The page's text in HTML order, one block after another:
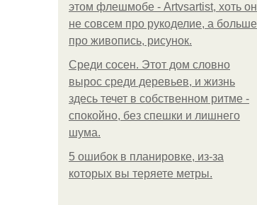
этом флешмобе - Artvsartist, хоть он
не совсем про рукоделие, а больше
про живопись, рисунок.
Среди сосен. Этот дом словно
вырос среди деревьев, и жизнь
здесь течет в собственном ритме -
спокойно, без спешки и лишнего
шума.
5 ошибок в планировке, из-за
которых вы теряете метры.